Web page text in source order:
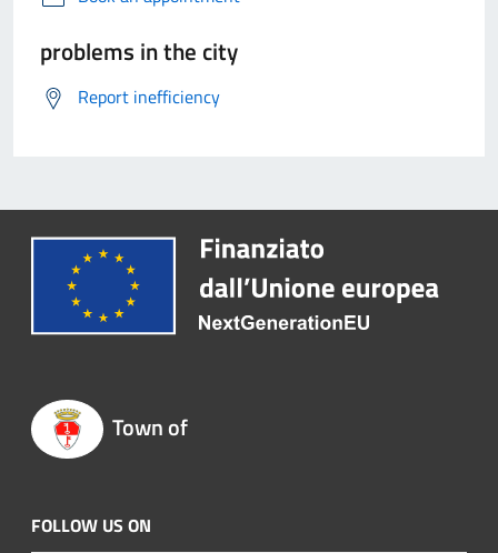
problems in the city
Report inefficiency
Town of
FOLLOW US ON